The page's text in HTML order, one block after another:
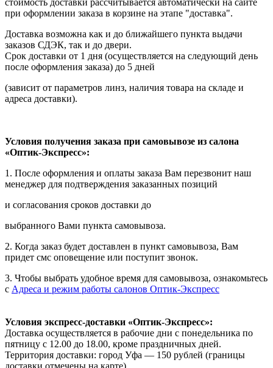
при оформлении заказа в корзине на этапе "доставка".
Доставка возможна как и до ближайшего пункта выдачи
заказов СДЭК, так и до двери.
Срок доставки от 1 дня (осуществляется на следующий день
после оформления заказа) до 5 дней
(зависит от параметров линз, наличия товара на складе и
адреса доставки).
Условия получения заказа при самовывозе из салона
«Оптик-Экспресс»:
1. После оформления и оплаты заказа Вам перезвонит наш
менеджер для подтверждения заказанных позиций
и согласования сроков доставки до
выбранного Вами пункта самовывоза.
2. Когда заказ будет доставлен в пункт самовывоза, Вам
придет смс оповещение или поступит звонок.
3. Чтобы выбрать удобное время для самовывоза, ознакомьтесь
с Адреса и режим работы салонов Оптик-Экспресс
Условия экспресс-доставки «Оптик-Экспресс»:
Доставка осуществляется в рабочие дни с понедельника по
пятницу с 12.00 до 18.00, кроме праздничных дней.
Территория доставки: город Уфа — 150 рублей (границы
доставки отмечены на карте).